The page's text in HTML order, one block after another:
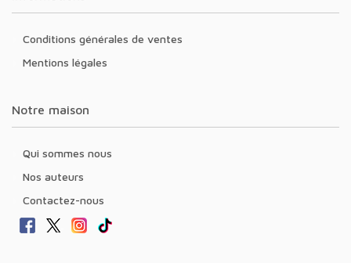
Conditions générales de ventes
Mentions légales
Notre maison
Qui sommes nous
Nos auteurs
Contactez-nous